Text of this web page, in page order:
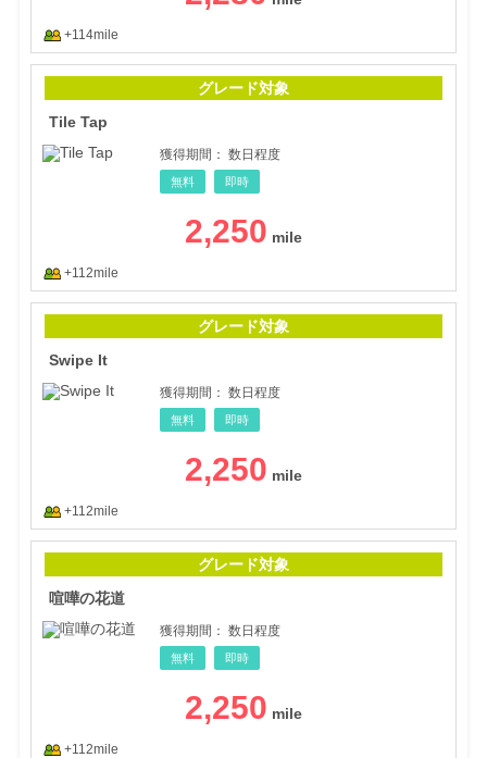
+114mile
グレード対象
Tile Tap
獲得期間： 数日程度
無料 即時
2,250
+112mile
グレード対象
Swipe It
獲得期間： 数日程度
無料 即時
2,250
+112mile
グレード対象
喧嘩の花道
獲得期間： 数日程度
無料 即時
2,250
+112mile